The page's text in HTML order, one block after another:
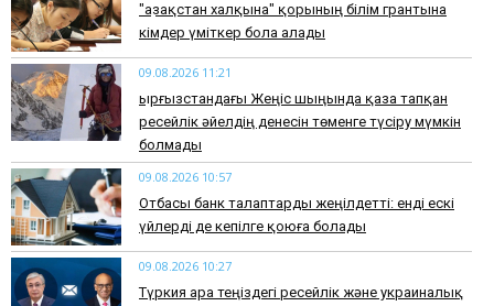
"Қазақстан халқына" қорының білім грантына
кімдер үміткер бола алады
09.08.2026 11:21
Қырғызстандағы Жеңіс шыңында қаза тапқан
ресейлік әйелдің денесін төменге түсіру мүмкін
болмады
09.08.2026 10:57
Отбасы банк талаптарды жеңілдетті: енді ескі
үйлерді де кепілге қоюға болады
09.08.2026 10:27
Түркия Қара теңіздегі ресейлік және украиналық